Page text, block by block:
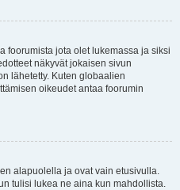
foorumista jota olet lukemassa ja siksi
näkyvät jokaisen sivun
lähetetty. Kuten globaalien
oikeudet antaa foorumin
alapuolella ja ovat vain etusivulla.
tulisi lukea ne aina kun mahdollista.